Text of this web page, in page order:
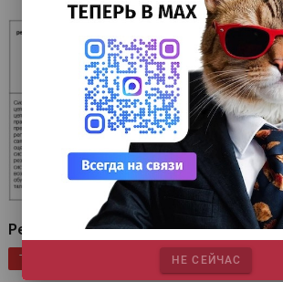
Резервы в мелочах
ТЕГИ Управление и кадры|
эффективности|Производительность
НЕ СЕЙЧАС